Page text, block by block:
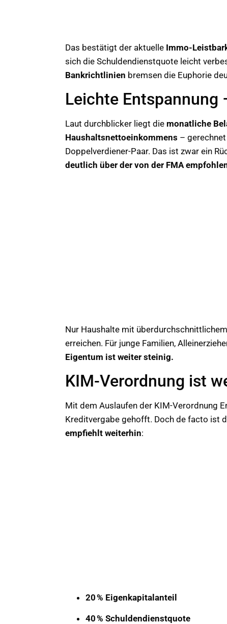
Das bestätigt der aktuelle Immo-
sich die Schuldendienstquote leicht
Bankrichtlinien bremsen die Euphorie
Leichte Entspannung
Laut durchblicker liegt die monatliche
Haushaltsnettoeinkommens –
Doppelverdiener-Paar. Das ist zwar ein
deutlich über der von der FMA
Nur Haushalte mit
erreichen. Für junge Familien,
Eigentum ist weiter steinig.
KIM-Verordnung ist
Mit dem Auslaufen der KIM-Verordnung
Kreditvergabe gehofft. Doch de facto ist
empfiehlt weiterhin:
20 % Eigenkapitalanteil
40 % Schuldendienstquote